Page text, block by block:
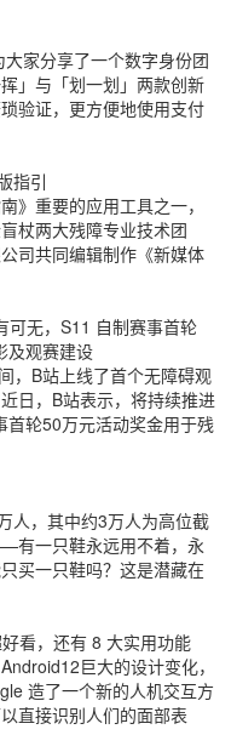
家分享了一个数字身份团
」与「划一划」两款创新
验证，更方便地使用支付
指引
》重要的应用工具之一，
杖两大残障专业技术团
司共同编辑制作《新媒体
可无，S11 自制赛事首轮
及观赛建设
，B站上线了首个无障碍观
日，B站表示，将持续推进
首轮50万元活动奖金用于残
人，其中约3万人为高位截
有一只鞋永远用不着，永
买一只鞋吗？这是潜藏在
看，还有 8 大实用功能
巨大的设计变化，
造了一个新的人机交互方
直接识别人们的面部表